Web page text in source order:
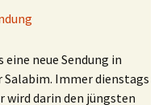
neue Sendung in
Immer dienstags
wird darin den jüngsten